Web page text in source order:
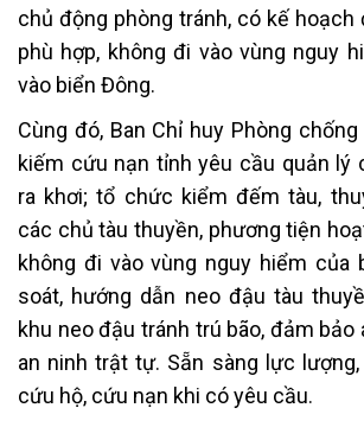
chủ động phòng tránh, có kế
phù hợp, không đi vào vùng nguy
vào biển Đông.
Cùng đó, Ban Chỉ huy Phòng
kiếm cứu nạn tỉnh yêu cầu quản lý
ra khơi; tổ chức kiểm đếm tàu,
các chủ tàu thuyền, phương tiện
không đi vào vùng nguy hiểm của
soát, hướng dẫn neo đậu tàu
khu neo đậu tránh trú bão, đảm bảo
an ninh trật tự. Sẵn sàng lực
cứu hộ, cứu nạn khi có yêu cầu.